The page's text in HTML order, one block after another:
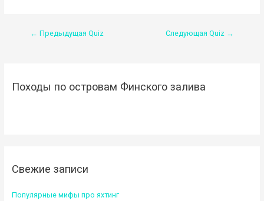
Навигация
← Предыдущая Quiz Следующая Quiz →
Походы по островам Финского залива
Свежие записи
Популярные мифы про яхтинг